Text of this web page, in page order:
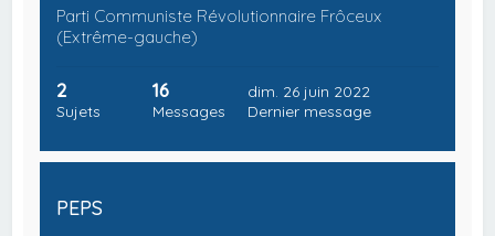
Parti Communiste Révolutionnaire Frôceux
(Extrême-gauche)
2
Sujets
16
Messages
dim. 26 juin 2022
Dernier message
PEPS